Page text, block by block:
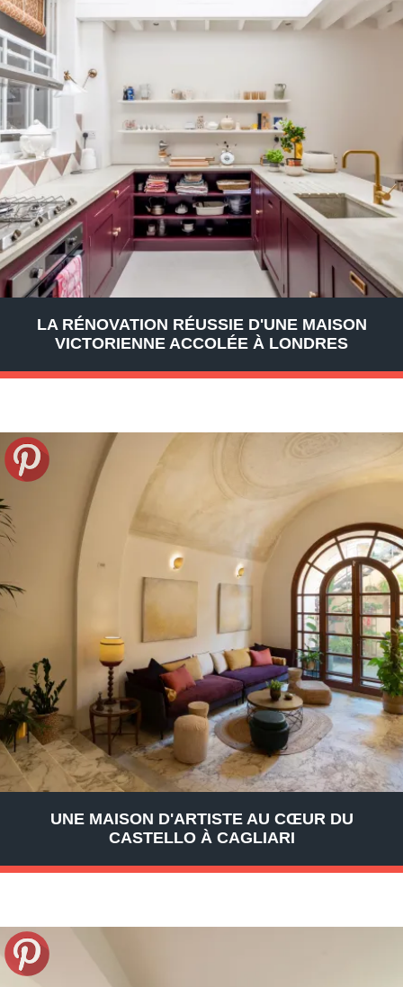
LA RÉNOVATION RÉUSSIE D'UNE MAISON
VICTORIENNE ACCOLÉE À LONDRES
UNE MAISON D'ARTISTE AU CŒUR DU
CASTELLO À CAGLIARI